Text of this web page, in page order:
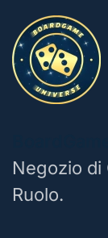
Negozio di
Ruolo.